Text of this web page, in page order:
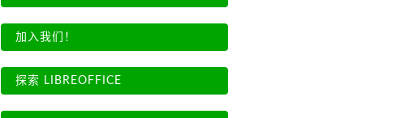
加入我们！
探索 LIBREOFFICE